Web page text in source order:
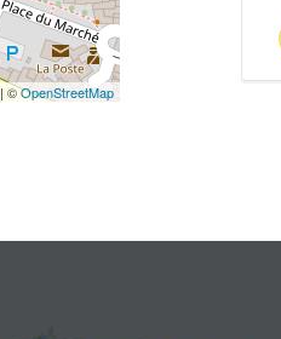
| ©OpenStreetMap